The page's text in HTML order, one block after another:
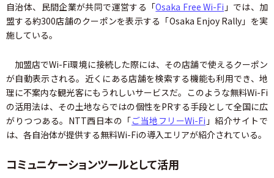
自治体、民間企業が共同で運営する「Osaka Free Wi-Fi 」では、加
盟する約300店舗のクーポンを表示する「Osaka Enjoy Rally」を実
施している。
加盟店でWi-Fi環境に接続した際には、その店舗で使えるクーポン
が自動表示される。近くにある店舗を検索する機能も利用でき、地
理に不案内な観光客にもうれしいサービスだ。このような無料Wi-Fi
の活用法は、その土地ならではの個性をPRする手段として全国に広
がりつつある。NTT西日本の「ご当地フリーWi-Fi 」紹介サイトで
は、各自治体が提供する無料Wi-Fiの導入エリアが紹介されている。
コミュニケーションツールとして活用